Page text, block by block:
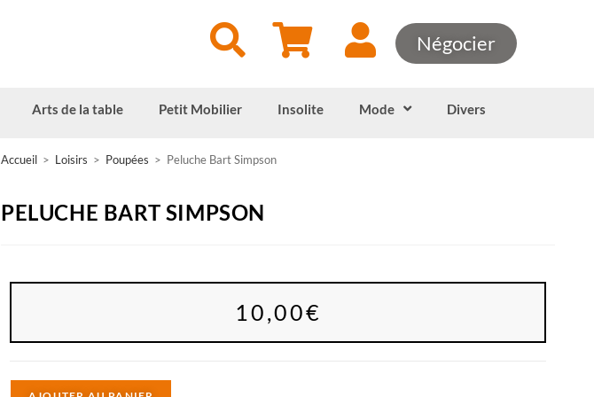
Négocier
Arts de la table Petit Mobilier Insolite Mode Divers
Accueil > Loisirs > Poupées > Peluche Bart Simpson
PELUCHE BART SIMPSON
10,00€